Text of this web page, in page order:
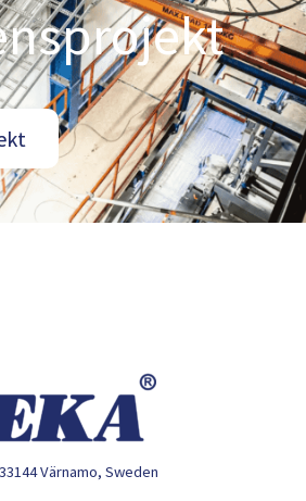
Värnamo, Sweden